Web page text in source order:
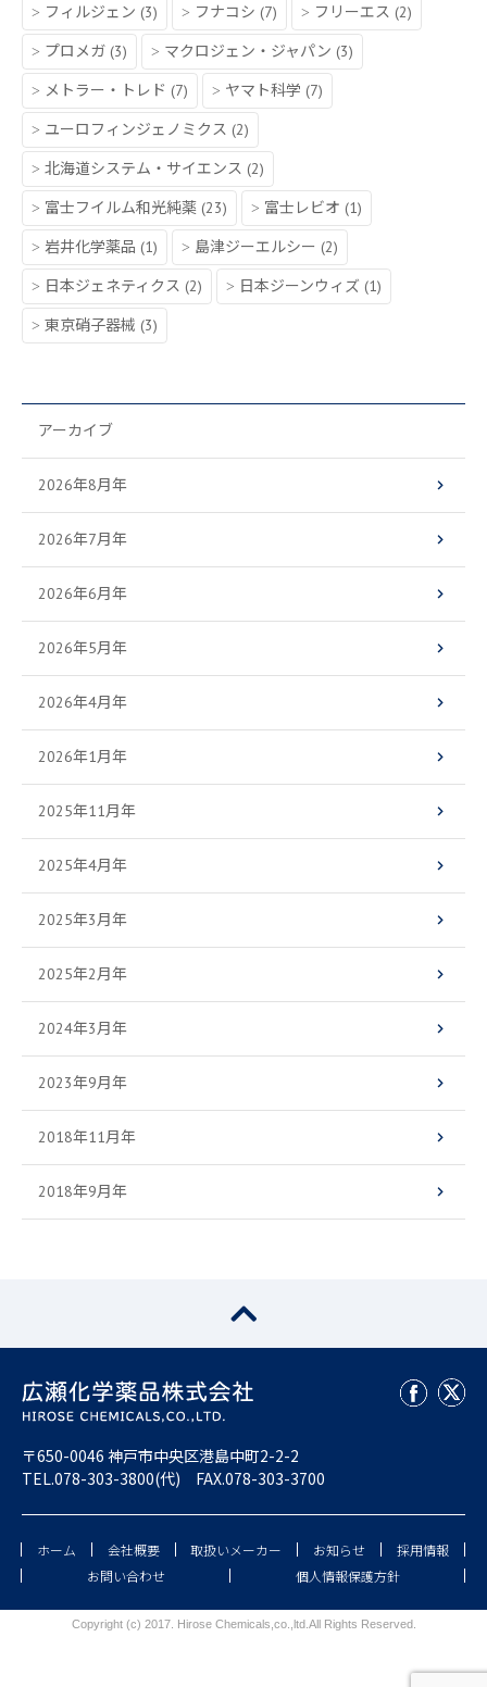
フィルジェン (3) フナコシ (7) フリーエス (2)
プロメガ (3) マクロジェン・ジャパン (3)
メトラー・トレド (7) ヤマト科学 (7)
ユーロフィンジェノミクス (2)
北海道システム・サイエンス (2)
富士フイルム和光純薬 (23) 富士レビオ (1)
岩井化学薬品 (1) 島津ジーエルシー (2)
日本ジェネティクス (2) 日本ジーンウィズ (1)
東京硝子器械 (3)
アーカイブ
2026年8月年
2026年7月年
2026年6月年
2026年5月年
2026年4月年
2026年1月年
2025年11月年
2025年4月年
2025年3月年
2025年2月年
2024年3月年
2023年9月年
2018年11月年
2018年9月年
〒650-0046 神戸市中央区港島中町2-2-2
TEL.078-303-3800(代) FAX.078-303-3700
ホーム 会社概要 取扱いメーカー お知らせ
採用情報
お問い合わせ
個人情報保護方針
Copyright (c) 2017. Hirose Chemicals,co.,ltd. All Rights Reserved.